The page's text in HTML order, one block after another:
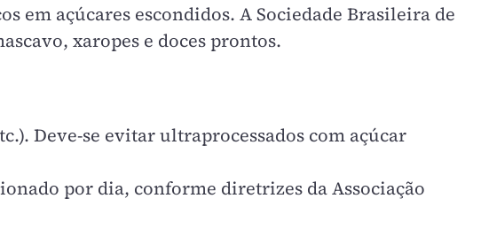
em açúcares escondidos. A Sociedade Brasileira de
xaropes e doces prontos.
Deve-se evitar ultraprocessados com açúcar
por dia, conforme diretrizes da Associação